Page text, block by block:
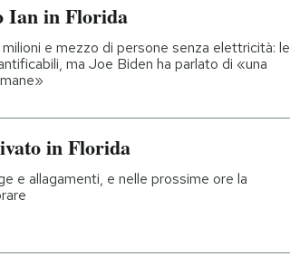
Ian in Florida
e mezzo di persone senza elettricità: le
ma Joe Biden ha parlato di «una
in Florida
e allagamenti, e nelle prossime ore la